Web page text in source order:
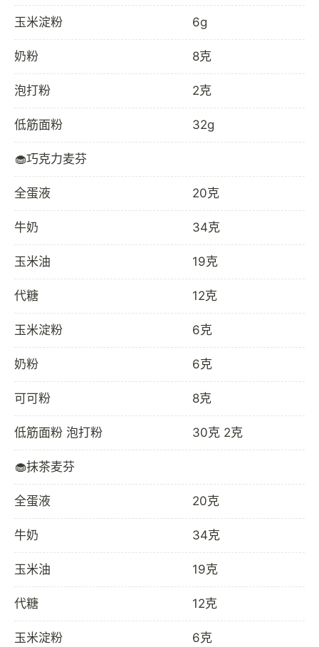
玉米淀粉 6g
奶粉 8克
泡打粉 2克
低筋面粉 32g
🧁巧克力麦芬
全蛋液 20克
牛奶 34克
玉米油 19克
代糖 12克
玉米淀粉 6克
奶粉 6克
可可粉 8克
低筋面粉 泡打粉 30克 2克
🧁抹茶麦芬
全蛋液 20克
牛奶 34克
玉米油 19克
代糖 12克
玉米淀粉 6克